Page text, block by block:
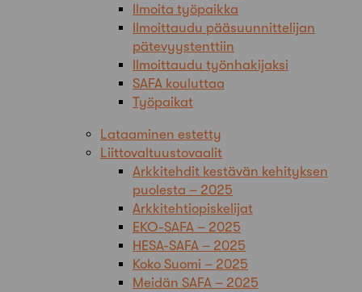
Ilmoita työpaikka
Ilmoittaudu pääsuunnittelijan
pätevyystenttiin
Ilmoittaudu työnhakijaksi
SAFA kouluttaa
Työpaikat
Lataaminen estetty
Liittovaltuustovaalit
Arkkitehdit kestävän kehityksen
puolesta – 2025
Arkkitehtiopiskelijat
EKO-SAFA – 2025
HESA-SAFA – 2025
Koko Suomi – 2025
Meidän SAFA – 2025